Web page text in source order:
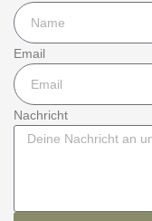
Email
Nachricht